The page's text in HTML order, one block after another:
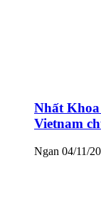
Nhất
Vietnam
Ngan 04/11/